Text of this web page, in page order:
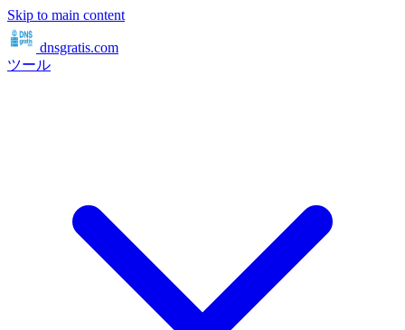
Skip to main content
dnsgratis.com
ツール